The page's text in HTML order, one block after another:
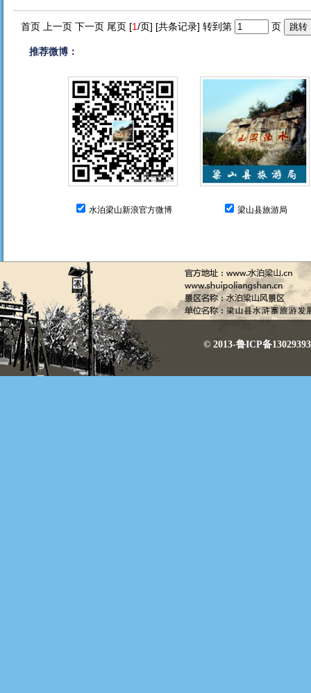
首页 上一页 下一页 尾页 [1/页] [共条记录] 转到第 页
推荐微博：
水泊梁山新浪官方微博 梁山县旅游局
© 2013-鲁ICP备